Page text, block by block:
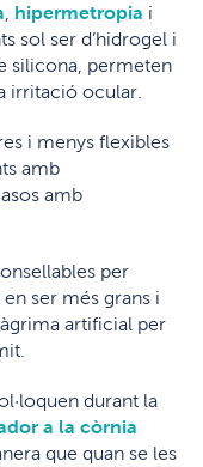
hipermetropia i
sol ser d’hidrogel i
silicona, permeten
irritació ocular.
i menys flexibles
amb
amb
per
ser més grans i
artificial per
durant la
a la còrnia
que quan se les